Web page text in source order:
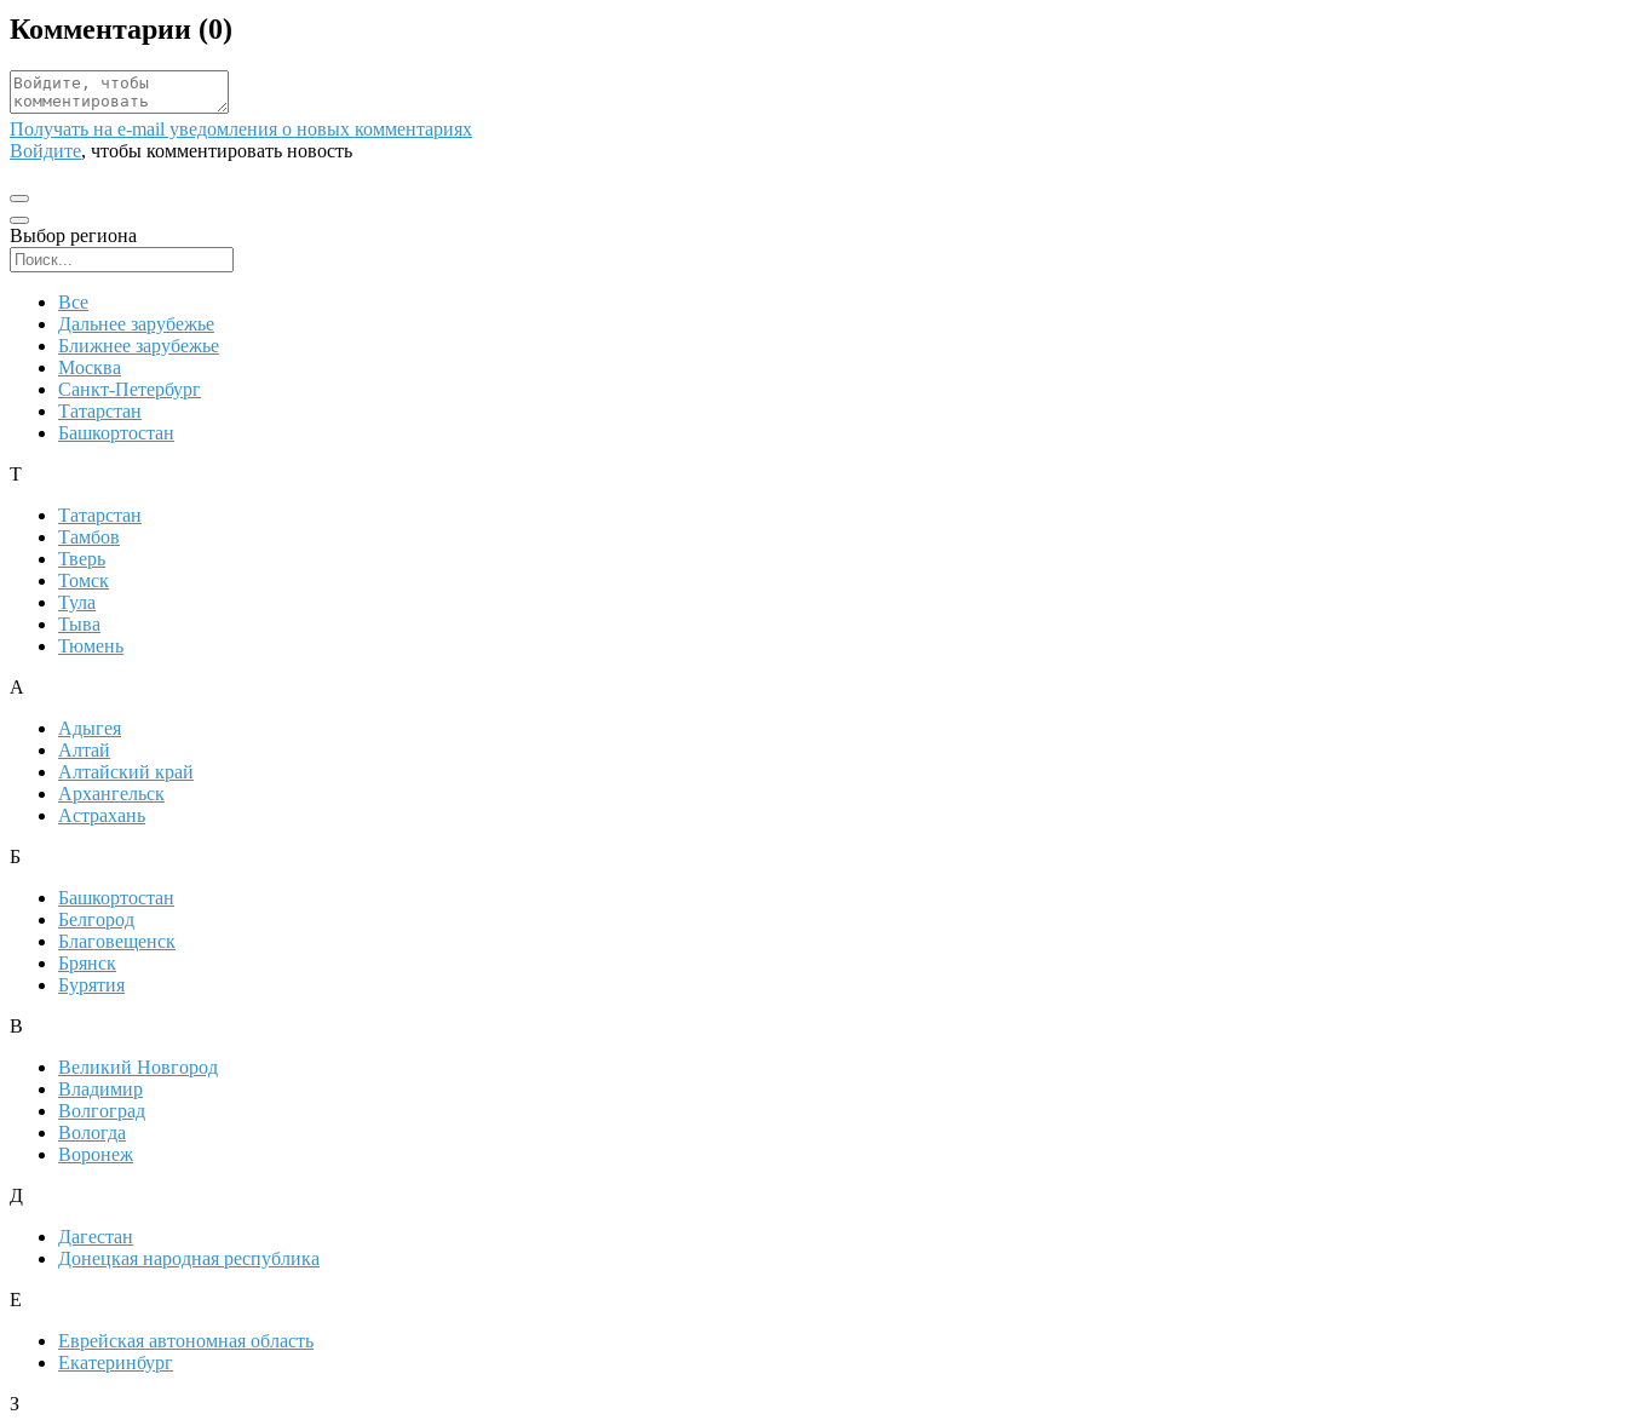
Комментарии (0)
Получать на e‑mail уведомления о новых комментариях
Войдите, чтобы комментировать новость
Выбор региона
Все
Дальнее зарубежье
Ближнее зарубежье
Москва
Санкт-Петербург
Татарстан
Башкортостан
Т
Татарстан
Тамбов
Тверь
Томск
Тула
Тыва
Тюмень
А
Адыгея
Алтай
Алтайский край
Архангельск
Астрахань
Б
Башкортостан
Белгород
Благовещенск
Брянск
Бурятия
В
Великий Новгород
Владимир
Волгоград
Вологда
Воронеж
Д
Дагестан
Донецкая народная республика
Е
Еврейская автономная область
Екатеринбург
З